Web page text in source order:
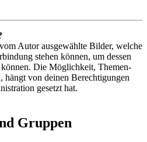
Autor ausgewählte Bilder, welche
stehen können, um dessen
Die Möglichkeit, Themen-
hängt von deinen Berechtigungen
gesetzt hat.
Gruppen